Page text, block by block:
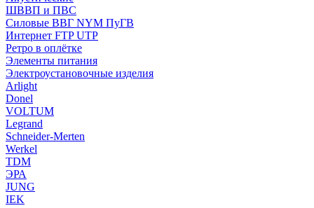
ШВВП и ПВС
Силовые ВВГ NYM ПуГВ
Интернет FTP UTP
Ретро в оплётке
Элементы питания
Электроустановочные изделия
Arlight
Donel
VOLTUM
Legrand
Schneider-Merten
Werkel
TDM
ЭРА
JUNG
IEK